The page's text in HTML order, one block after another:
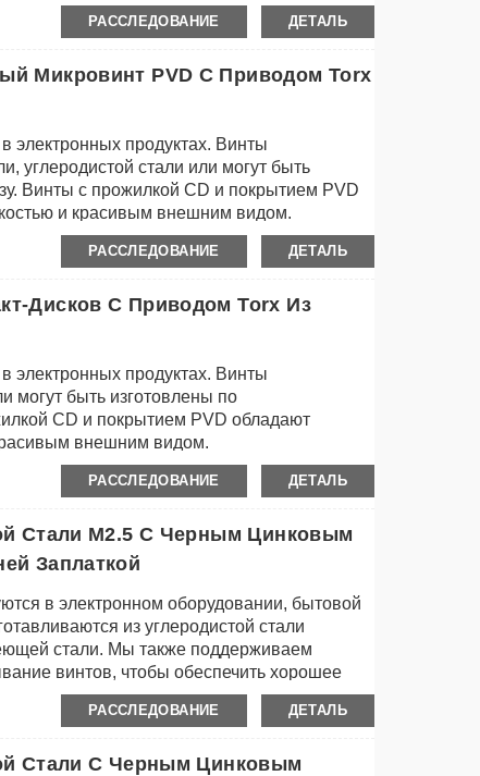
РАССЛЕДОВАНИЕ ДЕТАЛЬ
Микровинт PVD С Приводом Torx
электронных продуктах. Винты
углеродистой стали или могут быть
Винты с прожилкой CD и покрытием PVD
и красивым внешним видом.
РАССЛЕДОВАНИЕ ДЕТАЛЬ
Дисков С Приводом Torx Из
электронных продуктах. Винты
могут быть изготовлены по
CD и покрытием PVD обладают
внешним видом.
РАССЛЕДОВАНИЕ ДЕТАЛЬ
Стали M2.5 С Черным Цинковым
Заплаткой
в электронном оборудовании, бытовой
из углеродистой стали
стали. Мы также поддерживаем
винтов, чтобы обеспечить хорошее
РАССЛЕДОВАНИЕ ДЕТАЛЬ
Стали С Черным Цинковым